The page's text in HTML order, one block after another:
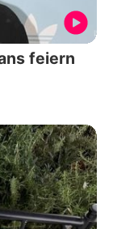
feiern